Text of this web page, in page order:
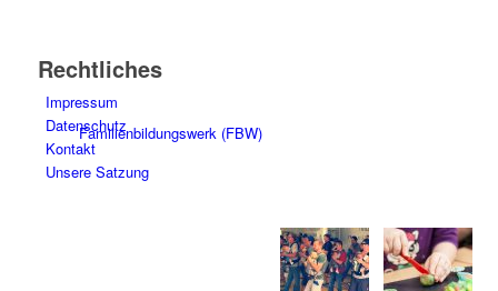
Familienbildungswerk (FBW)
Rechtliches
Impressum
Datenschutz
Kontakt
Unsere Satzung